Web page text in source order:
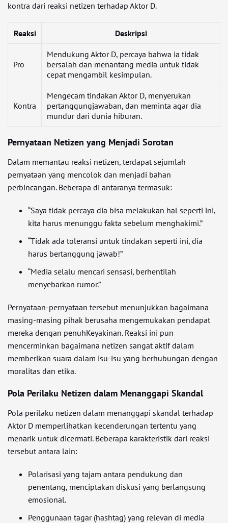
kontra dari reaksi netizen terhadap Aktor D.
Reaksi Deskripsi
Pro
Mendukung Aktor D, percaya bahwa ia tidak
bersalah dan menantang media untuk tidak
cepat mengambil kesimpulan.
Kontra
Mengecam tindakan Aktor D, menyerukan
pertanggungjawaban, dan meminta agar dia
mundur dari dunia hiburan.
Pernyataan Netizen yang Menjadi Sorotan
Dalam memantau reaksi netizen, terdapat sejumlah
pernyataan yang mencolok dan menjadi bahan
perbincangan. Beberapa di antaranya termasuk:
“Saya tidak percaya dia bisa melakukan hal seperti ini,
kita harus menunggu fakta sebelum menghakimi.”
“Tidak ada toleransi untuk tindakan seperti ini, dia
harus bertanggung jawab!”
“Media selalu mencari sensasi, berhentilah
menyebarkan rumor.”
Pernyataan-pernyataan tersebut menunjukkan bagaimana
masing-masing pihak berusaha mengemukakan pendapat
mereka dengan penuhKeyakinan. Reaksi ini pun
mencerminkan bagaimana netizen sangat aktif dalam
memberikan suara dalam isu-isu yang berhubungan dengan
moralitas dan etika.
Pola Perilaku Netizen dalam Menanggapi Skandal
Pola perilaku netizen dalam menanggapi skandal terhadap
Aktor D memperlihatkan kecenderungan tertentu yang
menarik untuk dicermati. Beberapa karakteristik dari reaksi
tersebut antara lain:
Polarisasi yang tajam antara pendukung dan
penentang, menciptakan diskusi yang berlangsung
emosional.
Penggunaan tagar (hashtag) yang relevan di media